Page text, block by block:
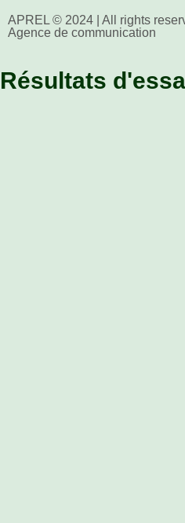
APREL © 2024 | All rights
Agence de communication
Résultats